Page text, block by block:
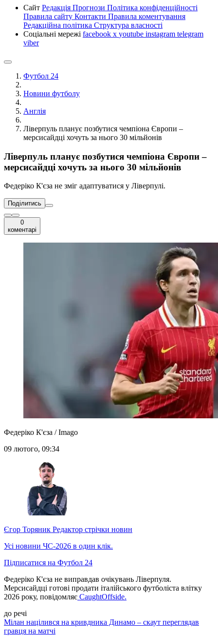
Сайт Редакція Прогнози Політика конфіденційності
Правила сайту Контакти Правила коментування
Редакційна політика Структура власності
Соціальні мережі facebook x youtube instagram telegram
viber
Футбол 24
Новини футболу
Англія
Ліверпуль планує позбутися чемпіона Європи –
мерсисайдці хочуть за нього 30 мільйонів
Ліверпуль планує позбутися чемпіона Європи –
мерсисайдці хочуть за нього 30 мільйонів
Федеріко К'єза не зміг адаптуватися у Ліверпулі.
Поділитись
0
коментарі
Федеріко К'єза / Imago
09 лютого, 09:34
Єгор Торяник Редактор стрічки новин
Усі новини ЧС-2026 в один клік.
Підписатися на Футбол 24
Федеріко К'єза не виправдав очікувань Ліверпуля.
Мерсисайдці готові продати італійського футболіста влітку
2026 року, повідомляє CaughtOffside.
до речі
Мілан націлився на кривдника Динамо – скаут переглядав
гравця на матчі